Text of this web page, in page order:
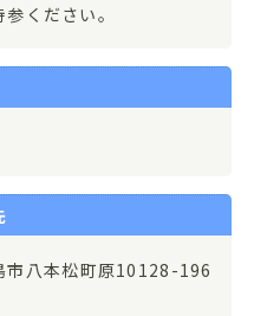
ください。
八本松町原10128-196